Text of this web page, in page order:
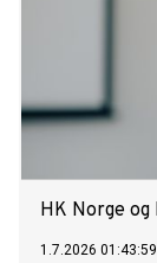
HK Norge og
1.7.2026 01:43:59